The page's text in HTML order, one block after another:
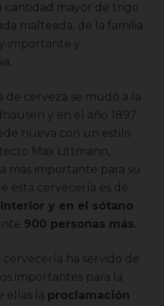
mayor de trigo
malteada, de la familia
importante y
de cerveza se mudó a la
y en el año 1897
nueva con un estilo
Max Littmann,
más importante para su
esta cervecería es de
y en el sótano
900 personas más.
ha servido de
importantes para la
ellas la proclamación